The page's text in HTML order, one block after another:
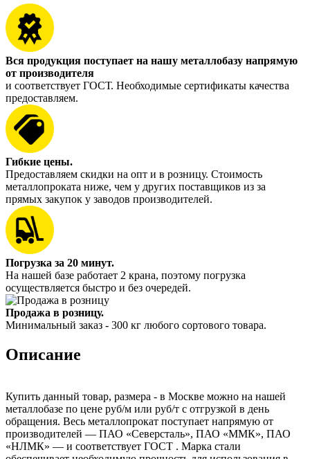
Вся продукция поступает на нашу металлобазу напрямую
от производителя
и соответствует ГОСТ. Необходимые сертификаты качества
предоставляем.
Гибкие цены.
Предоставляем скидки на опт и в розницу. Стоимость
металлопроката ниже, чем у других поставщиков из за
прямых закупок у заводов производителей.
Погрузка за 20 минут.
На нашей базе работает 2 крана, поэтому погрузка
осуществляется быстро и без очередей.
Продажа в розницу.
Минимальный заказ - 300 кг любого сортового товара.
Описание
Купить данный товар, размера - в Москве можно на нашей
металлобазе по цене руб/м или руб/т с отгрузкой в день
обращения. Весь металлопрокат поступает напрямую от
производителей — ПАО «Северсталь», ПАО «ММК», ПАО
«НЛМК» — и соответствует ГОСТ . Марка стали